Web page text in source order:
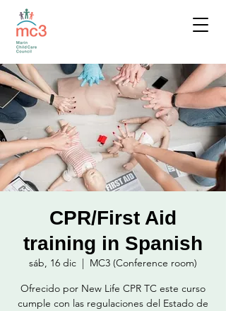
CPR/First Aid
training in Spanish
sáb, 16 dic
  |
MC3 (Conference room)
Ofrecido por New Life CPR TC este curso
cumple con las regulaciones del Estado de